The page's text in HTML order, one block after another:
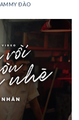
ĐÀO